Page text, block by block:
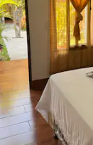
média de 5,